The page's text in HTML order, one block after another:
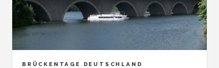
BRÜCKENTAGE DEUTSCHLAND